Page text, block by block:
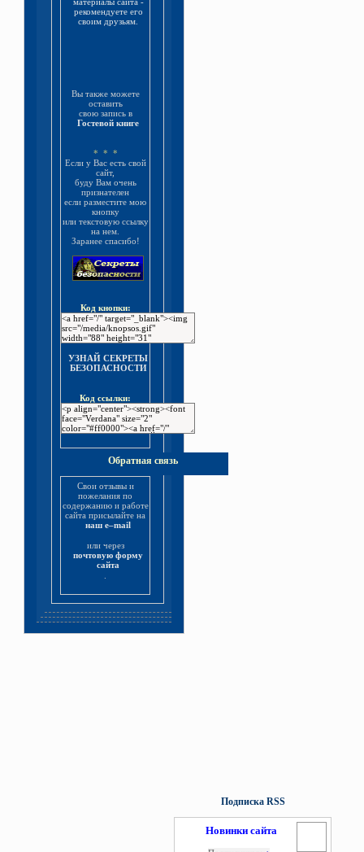
рекомендуете его
своим друзьям.
Вы также можете
оставить
свою запись в
Гостевой книге
* * *
Если у Вас есть свой
сайт,
буду Вам очень
признателен
если разместите мою
кнопку
или текстовую ссылку
на нем.
Заранее спасибо!
Код кнопки:
УЗНАЙ СЕКРЕТЫ
БЕЗОПАСНОСТИ
Код ссылки:
Обратная связь
Свои отзывы и
пожелания по
содержанию и работе
сайта присылайте на
наш e–mail
или через
почтовую форму
сайта
Подписка RSS
Новинки сайта